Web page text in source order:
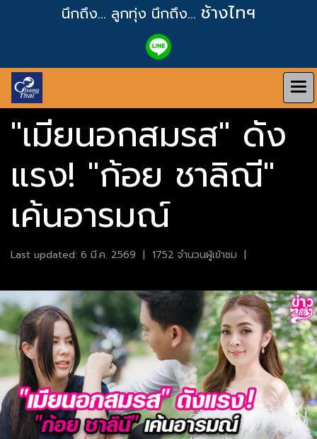
นึกถึง... ลูกทุ่ง นึกถึง... ช้างไทฯ
"เมียนอกสมรส" ดัง
แรง! "ก้อย ชาลิณี"
เค้นอารมณ์
Last updated: 6 มี.ค. 2569 | 1752 จำนวนผู้เข้าชม |